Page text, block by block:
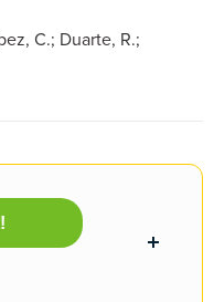
C.; Duarte, R.;